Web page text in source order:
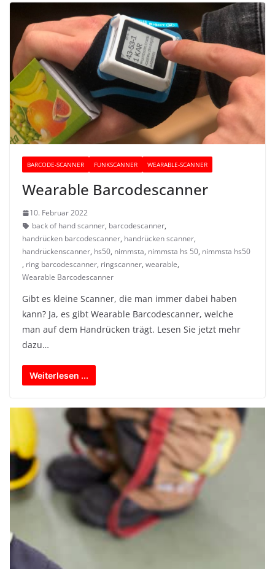
BARCODE-SCANNER FUNKSCANNER WEARABLE-SCANNER
Wearable Barcodescanner
10. Februar 2022
back of hand scanner, barcodescanner,
handrücken barcodescanner, handrücken scanner,
handrückenscanner, hs50, nimmsta, nimmsta hs 50, nimmsta hs50
, ring barcodescanner, ringscanner, wearable,
Wearable Barcodescanner
Gibt es kleine Scanner, die man immer dabei haben
kann? Ja, es gibt Wearable Barcodescanner, welche
man auf dem Handrücken trägt. Lesen Sie jetzt mehr
dazu…
Weiterlesen ...